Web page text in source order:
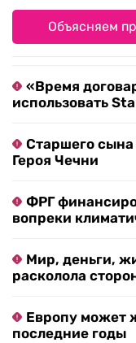
Объясняем
«Время
использовать
Старшего
Героя Чечни
ФРГ
вопреки
Мир, деньги,
расколола
Европу может
последние годы